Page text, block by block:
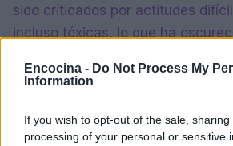
Encocina - Do Not Process My
Information
If you wish to opt-out of the sale,
processing of your personal or sensitive
sido criticados por actitudes
incluso tóxicas, lo que ha
debate acerca del verdadero
ella.1